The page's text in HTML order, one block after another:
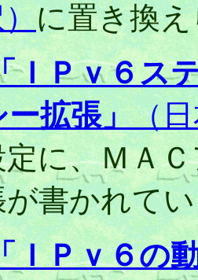
に置き換
ＩＰｖ６ス
拡張」（
に、ＭＡ
書かれて
ＩＰｖ６の